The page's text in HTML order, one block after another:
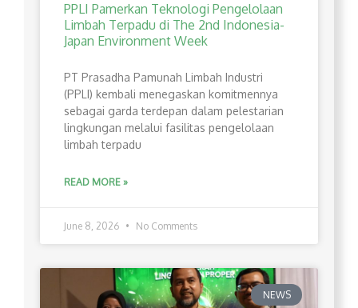
PPLI Pamerkan Teknologi Pengelolaan
Limbah Terpadu di The 2nd Indonesia-
Japan Environment Week
PT Prasadha Pamunah Limbah Industri
(PPLI) kembali menegaskan komitmennya
sebagai garda terdepan dalam pelestarian
lingkungan melalui fasilitas pengelolaan
limbah terpadu
READ MORE »
June 8, 2026 No Comments
NEWS